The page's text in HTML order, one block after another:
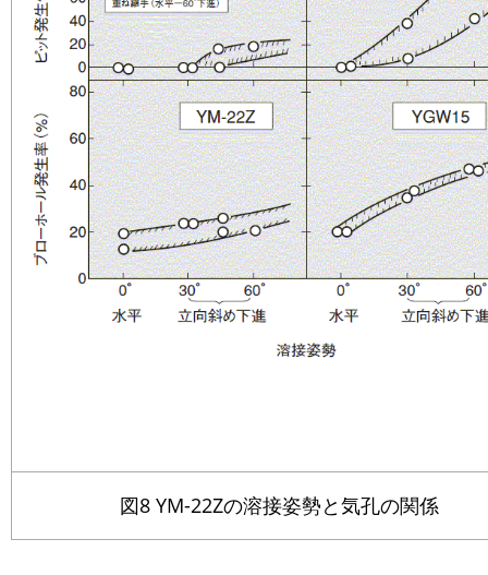
図8 YM-22Zの溶接姿勢と気孔の関係